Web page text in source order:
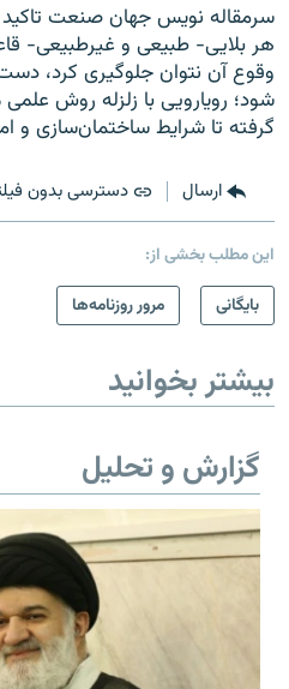
سرمقاله نویس جهان صنعت تاکید
هر بلایی- طبیعی و غیر‌طبیعی-
وقوع آن نتوان جلوگیری کرد،
شود؛ رویارویی با زلزله روش
گرفته تا شرایط ساختمان‌سازی و
ارسال دسترسی بدون
این مطلب بخشی از:
بایگانی
مرور روزنامه‌ها
بیشتر بخوانید
گزارش و تحلیل